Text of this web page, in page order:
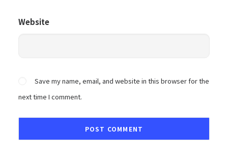
Website
Save my name, email, and website in this browser for the
next time I comment.